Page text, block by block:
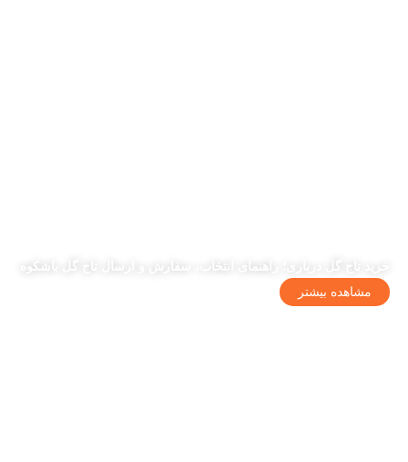
خرید تاج گل درباری؛ راهنمای انتخاب، سفارش و ارسال تاج گل باشکوه
مشاهده بیشتر